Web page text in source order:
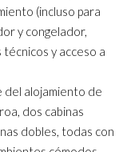
(incluso para
y congelador,
y acceso a
del alojamiento de
dos cabinas
dobles, todas con